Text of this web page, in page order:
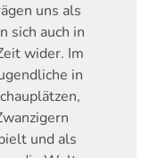
uns als
sich auch in
wider. Im
in
und als